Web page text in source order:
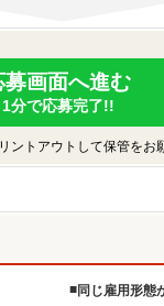
募画面へ進む
1分で応募完了!!
トアウトして保管をお
同じ雇用形態